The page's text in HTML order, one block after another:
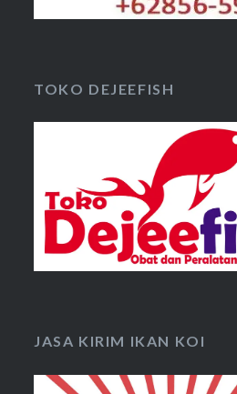
TOKO DEJEEFISH
JASA KIRIM IKAN KOI